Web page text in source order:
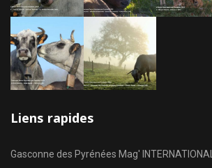
Liens rapides
Gasconne des Pyrénées Mag' INTERNATIONAL